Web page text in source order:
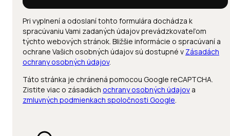
Pri vyplnení a odoslaní tohto formulára dochádza k
spracúvaniu Vami zadaných údajov prevádzkovateľom
týchto webových stránok. Bližšie informácie o spracúvaní a
ochrane Vašich osobných údajov sú dostupné v Zásadách
ochrany osobných údajov.
Táto stránka je chránená pomocou Google reCAPTCHA.
Zistite viac o zásadách ochrany osobných údajov a
zmluvných podmienkach spoločnosti Google.